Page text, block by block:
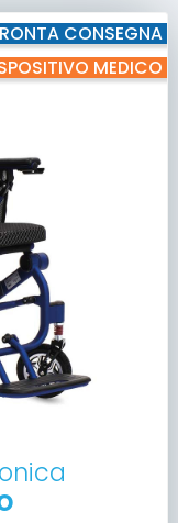
CONSEGNA
MEDICO